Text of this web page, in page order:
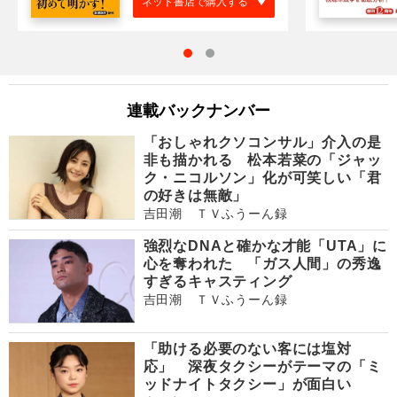
連載バックナンバー
「おしゃれクソコンサル」介入の是
非も描かれる 松本若菜の「ジャッ
ク・ニコルソン」化が可笑しい「君
の好きは無敵」
吉田潮 ＴＶふうーん録
強烈なDNAと確かな才能「UTA」に
心を奪われた 「ガス人間」の秀逸
すぎるキャスティング
吉田潮 ＴＶふうーん録
「助ける必要のない客には塩対
応」 深夜タクシーがテーマの「ミ
ッドナイトタクシー」が面白い